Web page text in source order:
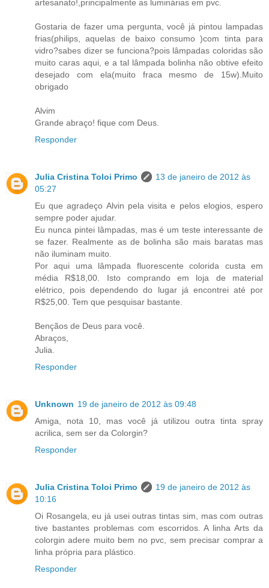
artesanato!,principalmente as luminárias em pvc.
Gostaria de fazer uma pergunta, você já pintou lampadas
frias(philips, aquelas de baixo consumo )com tinta para
vidro?sabes dizer se funciona?pois lâmpadas coloridas são
muito caras aqui, e a tal lâmpada bolinha não obtive efeito
desejado com ela(muito fraca mesmo de 15w).Muito
obrigado
Alvim
Grande abraço! fique com Deus.
Responder
Julia Cristina Toloi Primo
13 de janeiro de 2012 às
05:27
Eu que agradeço Alvin pela visita e pelos elogios, espero
sempre poder ajudar.
Eu nunca pintei lâmpadas, mas é um teste interessante de
se fazer. Realmente as de bolinha são mais baratas mas
não iluminam muito.
Por aqui uma lâmpada fluorescente colorida custa em
média R$18,00. Isto comprando em loja de material
elétrico, pois dependendo do lugar já encontrei até por
R$25,00. Tem que pesquisar bastante.
Bençãos de Deus para você.
Abraços,
Julia.
Responder
Unknown 19 de janeiro de 2012 às 09:48
Amiga, nota 10, mas você já utilizou outra tinta spray
acrilica, sem ser da Colorgin?
Responder
Julia Cristina Toloi Primo
19 de janeiro de 2012 às
10:16
Oi Rosangela, eu já usei outras tintas sim, mas com outras
tive bastantes problemas com escorridos. A linha Arts da
colorgin adere muito bem no pvc, sem precisar comprar a
linha própria para plástico.
Responder